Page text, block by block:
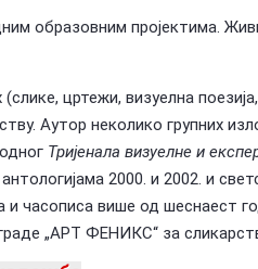
образовним пројектима.
цртежи, визуелна
Аутор неколико групних
Тријенала визуелне и
2000. и 2002. и
часописа више од шеснаест
„АРТ ФЕНИКС“ за